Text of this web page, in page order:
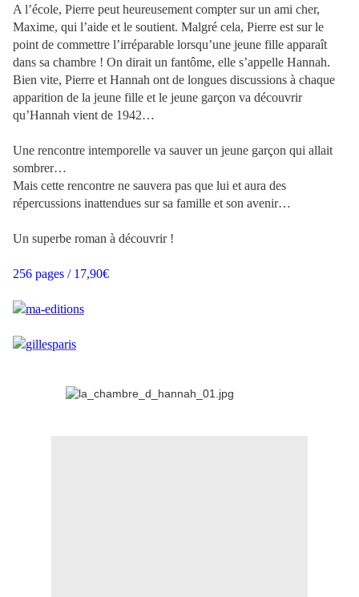
A l’école, Pierre peut heureusement compter sur un ami cher,
Maxime, qui l’aide et le soutient. Malgré cela, Pierre est sur le
point de commettre l’irréparable lorsqu’une jeune fille apparaît
dans sa chambre ! On dirait un fantôme, elle s’appelle Hannah.
Bien vite, Pierre et Hannah ont de longues discussions à chaque
apparition de la jeune fille et le jeune garçon va découvrir
qu’Hannah vient de 1942…
Une rencontre intemporelle va sauver un jeune garçon qui allait
sombrer…
Mais cette rencontre ne sauvera pas que lui et aura des
répercussions inattendues sur sa famille et son avenir…
Un superbe roman à découvrir !
256 pages / 17,90€